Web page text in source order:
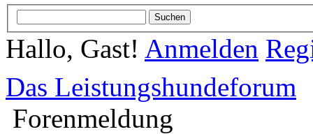
Hallo, Gast! Anmelden
Das Leistungshundeforum
Forenmeldung